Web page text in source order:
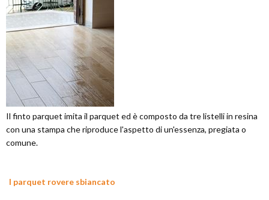
Il finto parquet imita il parquet ed è composto da tre listelli in resina
con una stampa che riproduce l'aspetto di un'essenza, pregiata o
comune.
I parquet rovere sbiancato